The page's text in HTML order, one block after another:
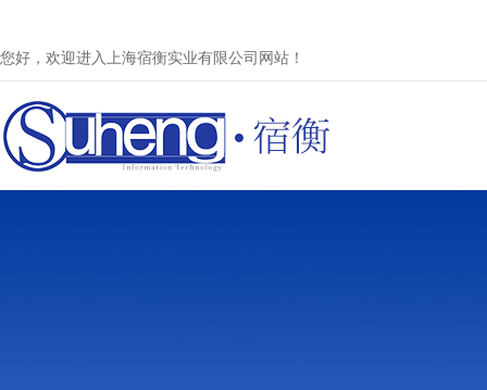
您好，欢迎进入上海宿衡实业有限公司网站！